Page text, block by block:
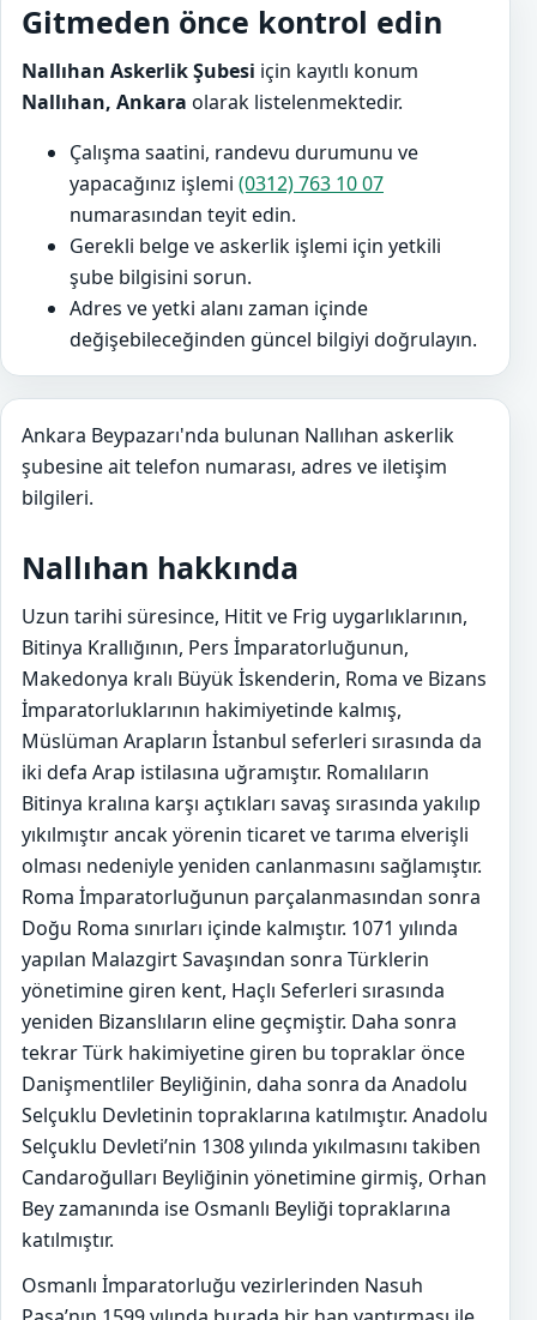
Gitmeden önce kontrol edin
Nallıhan Askerlik Şubesi için kayıtlı konum
Nallıhan, Ankara olarak listelenmektedir.
Çalışma saatini, randevu durumunu ve
yapacağınız işlemi (0312) 763 10 07
numarasından teyit edin.
Gerekli belge ve askerlik işlemi için yetkili
şube bilgisini sorun.
Adres ve yetki alanı zaman içinde
değişebileceğinden güncel bilgiyi doğrulayın.
Ankara Beypazarı'nda bulunan Nallıhan askerlik
şubesine ait telefon numarası, adres ve iletişim
bilgileri.
Nallıhan hakkında
Uzun tarihi süresince, Hitit ve Frig uygarlıklarının,
Bitinya Krallığının, Pers İmparatorluğunun,
Makedonya kralı Büyük İskenderin, Roma ve Bizans
İmparatorluklarının hakimiyetinde kalmış,
Müslüman Arapların İstanbul seferleri sırasında da
iki defa Arap istilasına uğramıştır. Romalıların
Bitinya kralına karşı açtıkları savaş sırasında yakılıp
yıkılmıştır ancak yörenin ticaret ve tarıma elverişli
olması nedeniyle yeniden canlanmasını sağlamıştır.
Roma İmparatorluğunun parçalanmasından sonra
Doğu Roma sınırları içinde kalmıştır. 1071 yılında
yapılan Malazgirt Savaşından sonra Türklerin
yönetimine giren kent, Haçlı Seferleri sırasında
yeniden Bizanslıların eline geçmiştir. Daha sonra
tekrar Türk hakimiyetine giren bu topraklar önce
Danişmentliler Beyliğinin, daha sonra da Anadolu
Selçuklu Devletinin topraklarına katılmıştır. Anadolu
Selçuklu Devleti’nin 1308 yılında yıkılmasını takiben
Candaroğulları Beyliğinin yönetimine girmiş, Orhan
Bey zamanında ise Osmanlı Beyliği topraklarına
katılmıştır.
Osmanlı İmparatorluğu vezirlerinden Nasuh